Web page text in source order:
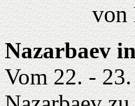
von
Nazarbaev
Vom 22. -